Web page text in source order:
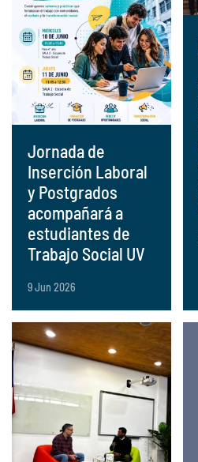
Jornada de
Inserción Laboral
y Postgrados
acompañará a
estudiantes de
Trabajo Social UV
9 Jun 2026